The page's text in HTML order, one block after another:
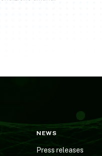
NEWS
Press releases